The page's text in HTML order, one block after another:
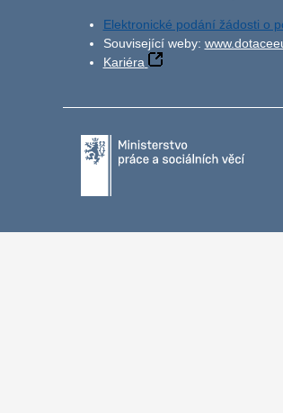
Elektronické podání žádosti o
Související weby:
Kariéra